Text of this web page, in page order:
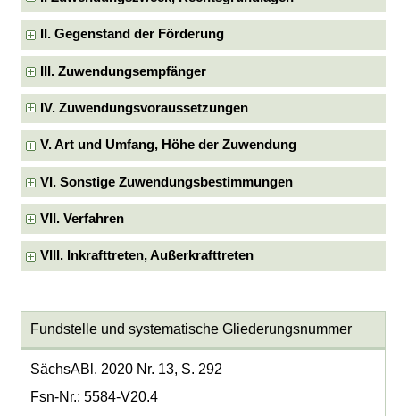
II. Gegenstand der Förderung
III. Zuwendungsempfänger
IV. Zuwendungsvoraussetzungen
V. Art und Umfang, Höhe der Zuwendung
VI. Sonstige Zuwendungsbestimmungen
VII. Verfahren
VIII. Inkrafttreten, Außerkrafttreten
Fundstelle und systematische Gliederungsnummer
SächsABl. 2020 Nr. 13, S. 292
Fsn-Nr.: 5584-V20.4